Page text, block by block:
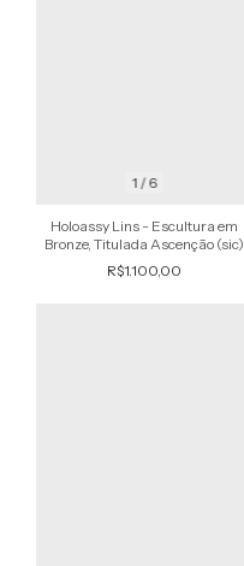
1 /6
Holoassy Lins - Escultura em
Bronze, Titulada Ascenção (sic)
R$1.100,00